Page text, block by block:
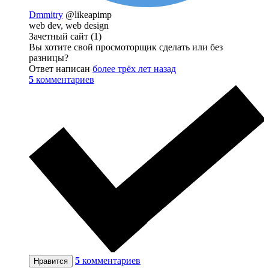
Dmmitry @likeapimp
web dev, web design
Зачетный сайт (1)
Вы хотите свой просмоторщик сделать или без
разницы?
Ответ написан более трёх лет назад
5 комментариев
Нравится 5 комментариев